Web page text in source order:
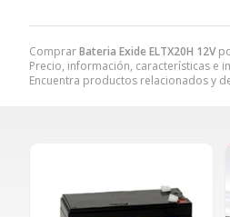
ComprarBateria Exide ELTX20H 12V
Precio, información, características e
Encuentra productos relacionados y